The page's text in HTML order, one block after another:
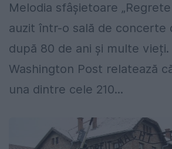
Melodia sfâșietoare
auzit într-o sală de concerte
după 80 de ani și multe vieți.
Washington Post relatează
una dintre cele 210...